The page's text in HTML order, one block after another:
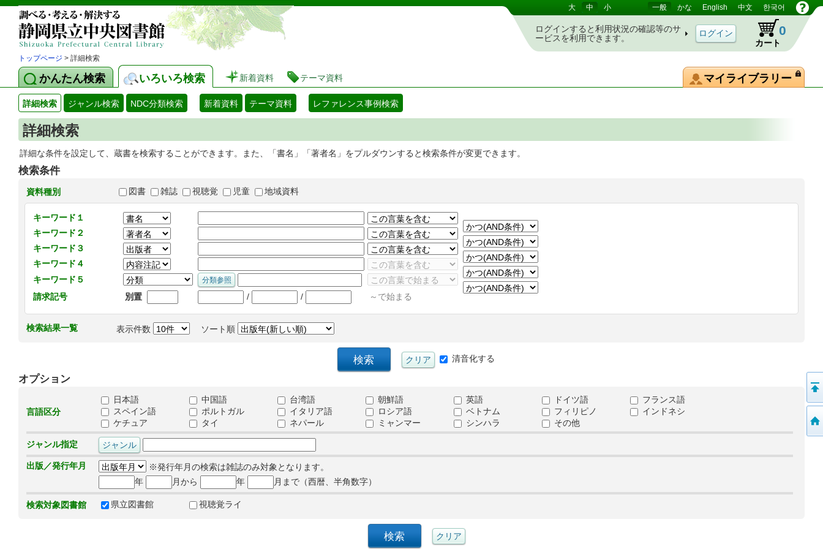
静岡県立図書館 蔵書検索・予約システム 大 中 小 一般 かな English 中文 한국어
ログインすると利用状況の確認等のサ
ービスを利用できます。
カート
0
トップページ > 詳細検索
かんたん検索 いろいろ検索 新着資料 テーマ資料 マイライブラリー
詳細検索 ジャンル検索 NDC分類検索 新着資料 テーマ資料 レファレンス事例検索
詳細検索
詳細な条件を設定して、蔵書を検索することができます。また、「書名」「著者名」をプルダウンすると検索条件が変更できます。
検索条件
資料種別 図書 雑誌 視聴覚 児童 地域資料
キーワード１
キーワード２
キーワード３
キーワード４
キーワード５
請求記号
別置 / / ～で始まる
検索結果一覧 表示件数 ソート順
清音化する
オプション
言語区分
日本語 中国語 台湾語 朝鮮語 英語 ドイツ語
フランス語
スペイン語
ポルトガル イタリア語 ロシア語 ベトナム フィリピノ
インドネシ
ケチュア
タイ ネパール ミャンマー シンハラ その他
ジャンル指定
出版／発行年月
※発行年月の検索は雑誌のみ対象となります。
年
月から 年 月まで（西暦、半角数字）
検索対象図書館 県立図書館 視聴覚ライ